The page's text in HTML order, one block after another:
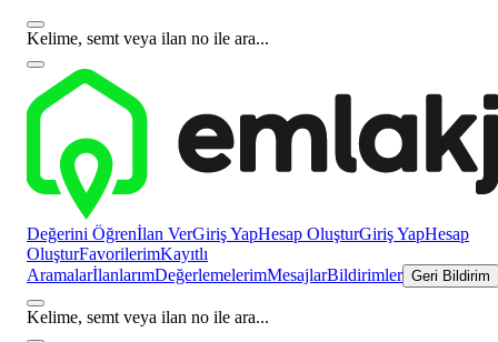
Kelime, semt veya ilan no ile ara...
Değerini Öğrenİlan VerGiriş YapHesap OluşturGiriş YapHesap
OluşturFavorilerimKayıtlı
AramalarİlanlarımDeğerlemelerimMesajlarBildirimler Geri Bildirim
Kelime, semt veya ilan no ile ara...